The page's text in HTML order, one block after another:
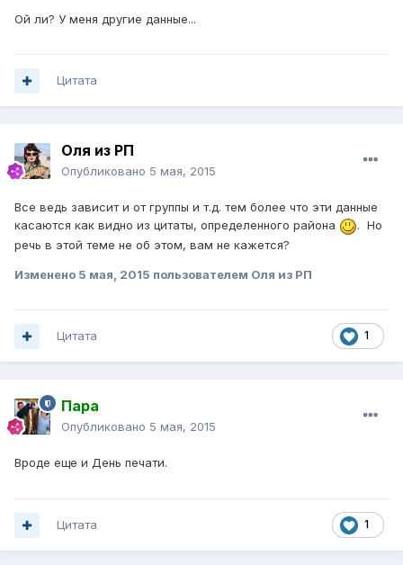
Ой ли? У меня другие данные...
Цитата
Оля из РП
Опубликовано 5 мая, 2015
Все ведь зависит и от группы и т.д. тем более что эти данные
касаются как видно из цитаты, определенного района
. Но
речь в этой теме не об этом, вам не кажется?
Изменено 5 мая, 2015 пользователем Оля из РП
1
Цитата
Пара
Опубликовано 5 мая, 2015
Вроде еще и День печати.
1
Цитата